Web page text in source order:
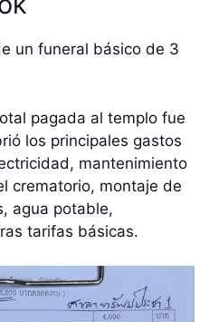
un funeral básico de 3
pagada al templo fue
los principales gastos
mantenimiento
crematorio, montaje de
agua potable,
tarifas básicas.